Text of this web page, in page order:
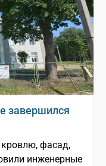
завершился
фасад,
инженерные